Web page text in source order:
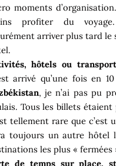
moments
profiter du
arriver plus tard le
hôtels ou
arrivé qu’une fois en
, je n’ai pas pu
Tous les billets
tellement rare que c’est
toujours un autre hôtel
les plus « fermées
de temps sur place,